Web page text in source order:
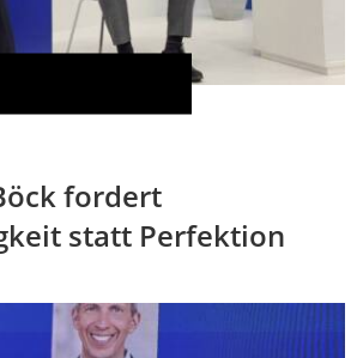
fordert
statt Perfektion